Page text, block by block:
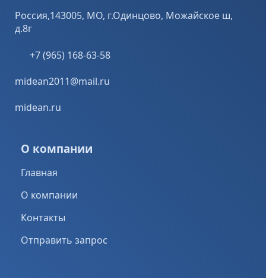
Россия,143005, МО, г.Одинцово, Можайское ш,
д.8г
+7 (965) 168-63-58
midean2011@mail.ru
midean.ru
О компании
Главная
О компании
Контакты
Отправить запрос